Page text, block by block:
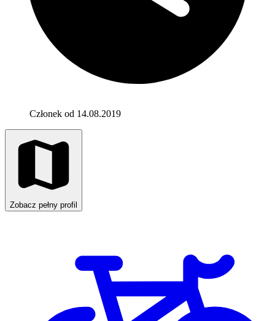
Członek od 14.08.2019
Zobacz pełny profil